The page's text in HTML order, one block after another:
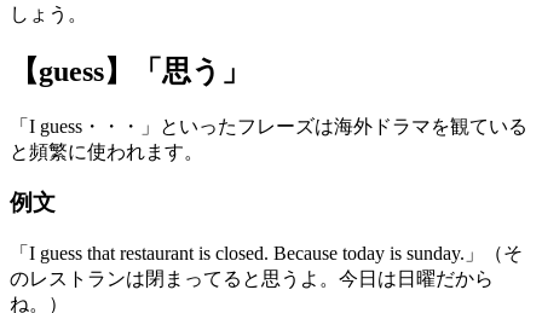
しょう。
【guess】「思う」
「I guess・・・」といったフレーズは海外ドラマを観ている
と頻繁に使われます。
例文
「I guess that restaurant is closed. Because today is sunday.」（そ
のレストランは閉まってると思うよ。今日は日曜だから
ね。）